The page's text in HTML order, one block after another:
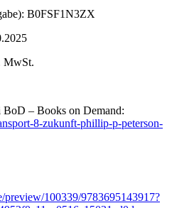
B0FSF1N3ZX
MwSt.
– Books on Demand:
8-zukunft-phillip-p-peterson-
preview/100339/9783695143917?